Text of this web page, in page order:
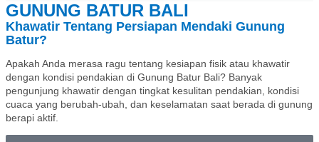
GUNUNG BATUR BALI
Khawatir Tentang Persiapan Mendaki Gunung
Batur?
Apakah Anda merasa ragu tentang kesiapan fisik atau khawatir
dengan kondisi pendakian di Gunung Batur Bali? Banyak
pengunjung khawatir dengan tingkat kesulitan pendakian, kondisi
cuaca yang berubah-ubah, dan keselamatan saat berada di gunung
berapi aktif.